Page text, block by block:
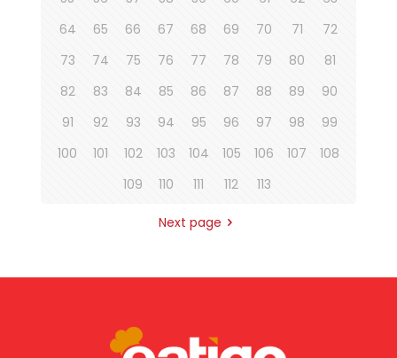
64
65 66 67 68 69 70 71
72
73
74 75 76 77 78 79 80
81
82
83 84 85 86 87 88 89
90
91
92 93 94 95 96 97 98
99
100
101 102 103 104 105 106 107
108
109
110 111 112 113
Next page